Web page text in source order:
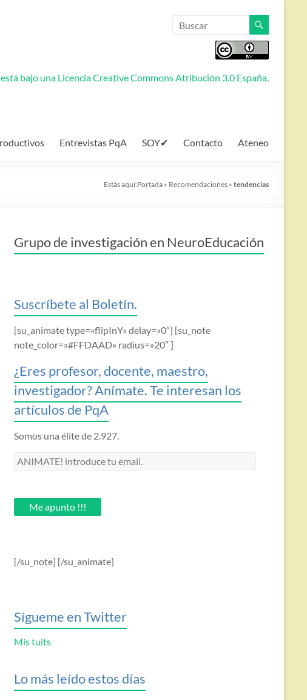
bajo una Licencia Creative Commons Atribución 3.0 España.
Entrevistas PqA SOY✔ Contacto Ateneo
Estás aquí:Portada » Recomendaciones » tendencias
Grupo de investigación en NeuroEducación
Suscríbete al Boletín.
[su_animate type=»flipInY» delay=»0″] [su_note
note_color=»#FFDAAD» radius=»20″ ]
¿Eres profesor, docente, maestro,
investigador? Anímate. Te interesan los
artículos de PqA
Somos una élite de 2.927.
ANIMATE!
email.Me apunto !!!
[/su_note] [/su_animate]
Sígueme en Twitter
Mis tuits
Lo más leído estos días